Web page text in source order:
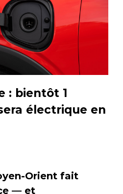
: bientôt 1
électrique en
Orient fait
— et